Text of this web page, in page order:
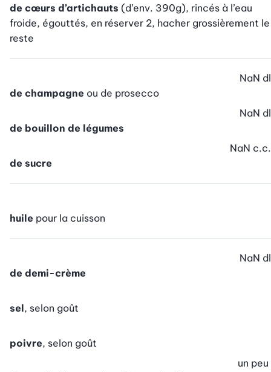
de cœurs d’artichauts (d’env. 390g), rincés à l’eau
froide, égouttés, en réserver 2, hacher grossièrement le
reste
de champagne ou de prosecco
NaN dl
de bouillon de légumes
NaN dl
de sucre
NaN c.c.
huile pour la cuisson
de demi-crème
NaN dl
sel, selon goût
poivre, selon goût
un peu